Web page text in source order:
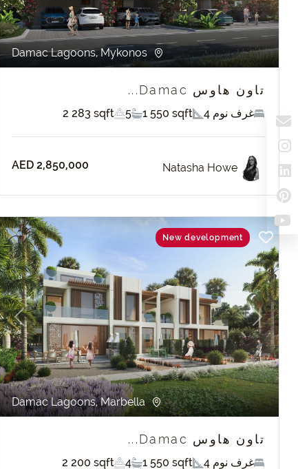
Damac Lagoons, Mykonos
تاون هاوس Damac...
4 غرف نوم 1 550 sqft
5
2 283 sqft
Natasha Howe
AED 2,850,000
Next
New development
Damac Lagoons, Marbella
تاون هاوس Damac...
4 غرف نوم 1 550 sqft
4
2 200 sqft